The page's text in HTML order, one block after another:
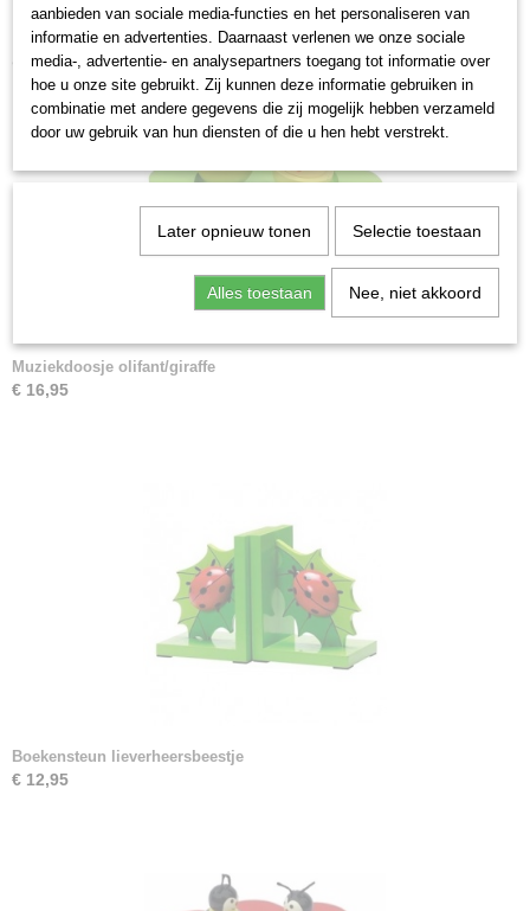
Ook interessant
Muziekdoosje olifant/giraffe
€ 16,95
Boekensteun lieverheersbeestje
€ 12,95
aanbieden van sociale media-functies en het personaliseren van
informatie en advertenties. Daarnaast verlenen we onze sociale
media-, advertentie- en analysepartners toegang tot informatie over
hoe u onze site gebruikt. Zij kunnen deze informatie gebruiken in
combinatie met andere gegevens die zij mogelijk hebben verzameld
door uw gebruik van hun diensten of die u hen hebt verstrekt.
Later opnieuw tonen Selectie toestaan
Alles toestaan Nee, niet akkoord